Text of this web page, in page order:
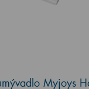
Myjoys